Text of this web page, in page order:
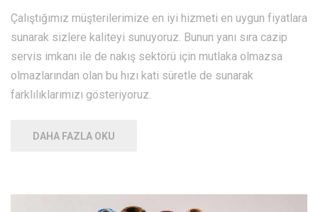
Çalıştığımız müşterilerimize en iyi hizmeti en uygun fiyatlara
sunarak sizlere kaliteyi sunuyoruz. Bunun yanı sıra cazip
servis imkanı ile de nakış sektörü için mutlaka olmazsa
olmazlarından olan bu hızı kati süretle de sunarak
farklılıklarımızı gösteriyoruz.
DAHA FAZLA OKU